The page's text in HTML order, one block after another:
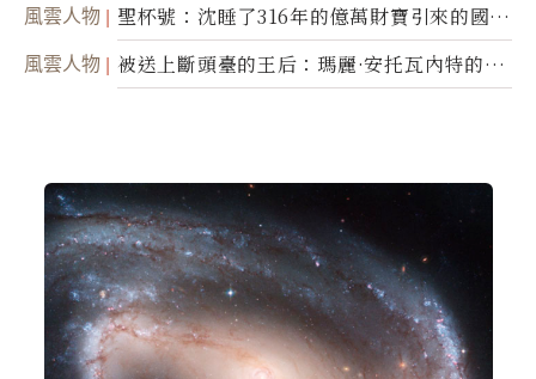
風雲人物
聖杯號：沈睡了316年的億萬財寶引來的國際
糾紛
風雲人物
被送上斷頭臺的王后：瑪麗·安托瓦內特的悲
慘命運